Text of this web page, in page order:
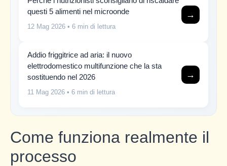
questi 5 alimenti nel microonde
12 Mag 2026 • 6 min di lettura
→
Addio friggitrice ad aria: il nuovo
elettrodomestico multifunzione che la sta
sostituendo nel 2026
11 Mag 2026 • 6 min di lettura
→
Come funziona realmente il
processo